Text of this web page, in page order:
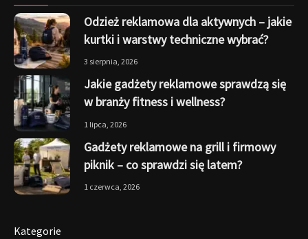
Odzież reklamowa dla aktywnych – jakie
kurtki i warstwy techniczne wybrać?
3 sierpnia, 2026
Jakie gadżety reklamowe sprawdzą się
w branży fitness i wellness?
1 lipca, 2026
Gadżety reklamowe na grill i firmowy
piknik – co sprawdzi się latem?
1 czerwca, 2026
Kategorie